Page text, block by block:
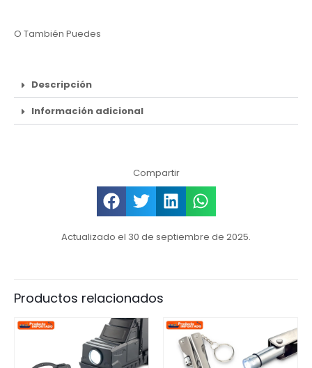
O También Puedes
Descripción
Información adicional
Compartir
Actualizado el 30 de septiembre de 2025.
Productos relacionados